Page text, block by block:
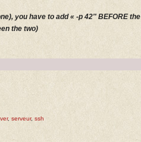
you have to add « -p 42″ BEFORE the
the two)
, serveur, ssh